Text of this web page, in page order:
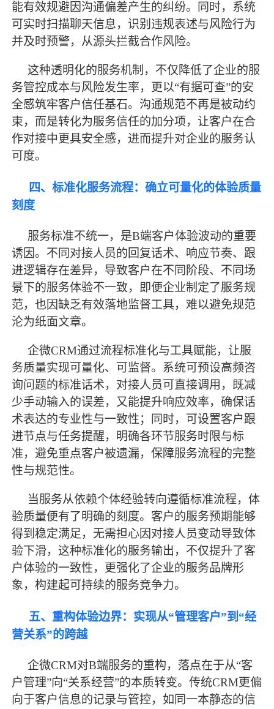
能有效规避因沟通偏差产生的纠纷。同时，系统
可实时扫描聊天信息，识别违规表述与风险行为
并及时预警，从源头拦截合作风险。
这种透明化的服务机制，不仅降低了企业的服
务管控成本与风险发生率，更以“有据可查”的安
全感筑牢客户信任基石。沟通规范不再是被动约
束，而是转化为服务信任的加分项，让客户在合
作对接中更具安全感，进而提升对企业的服务认
可度。
四、标准化服务流程：确立可量化的体验质量
刻度
服务标准不统一，是B端客户体验波动的重要
诱因。不同对接人员的回复话术、响应节奏、跟
进逻辑存在差异，导致客户在不同阶段、不同场
景下的服务体验不一致，即便企业制定了服务规
范，也因缺乏有效落地监督工具，难以避免规范
沦为纸面文章。
企微CRM通过流程标准化与工具赋能，让服
务质量实现可量化、可监督。系统可预设高频咨
询问题的标准话术，对接人员可直接调用，既减
少手动输入的误差，又能提升响应效率，确保话
术表达的专业性与一致性；同时，可设置客户跟
进节点与任务提醒，明确各环节服务时限与标
准，避免重点客户被遗漏，保障服务流程的完整
性与规范性。
当服务从依赖个体经验转向遵循标准流程，体
验质量便有了明确的刻度。客户的服务预期能够
得到稳定满足，无需担心因对接人员变动导致体
验下滑，这种标准化的服务输出，不仅提升了客
户体验的一致性，更强化了企业的服务品牌形
象，构建起可持续的服务竞争力。
五、重构体验边界：实现从“管理客户”到“经
营关系”的跨越
企微CRM对B端服务的重构，落点在于从“客
户管理”向“关系经营”的本质转变。传统CRM更偏
向于客户信息的记录与管控，如同一本静态的信